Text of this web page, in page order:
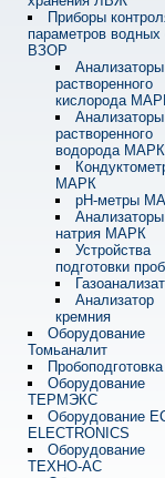
Приборы
параметров водных
ВЗОР
Анализаторы
растворенного
кислорода
Анализаторы
растворенного
водорода МАРК
МАРК
pH-метры
Анализаторы
натрия МАРК
Устройства
подготовки
Анализатор
кремния
Оборудование
Томьаналит
Пробоподготовка
Оборудование
ТЕРМЭКС
Оборудование
ELECTRONICS
Оборудование
ТЕХНО-АС